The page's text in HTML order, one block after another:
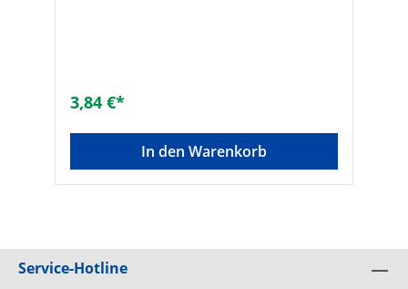
3,84 €*
In den Warenkorb
Service-Hotline